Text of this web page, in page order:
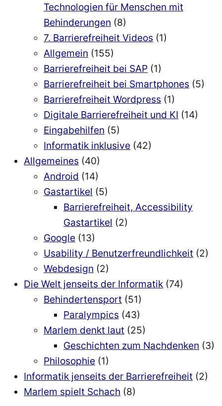
Technologien für Menschen mit
Behinderungen (8)
7. Barrierefreiheit Videos (1)
Allgemein (155)
Barrierefreiheit bei SAP (1)
Barrierefreiheit bei Smartphones (5)
Barrierefreiheit Wordpress (1)
Digitale Barrierefreiheit und KI (14)
Eingabehilfen (5)
Informatik inklusive (42)
Allgemeines (40)
Android (14)
Gastartikel (5)
Barrierefreiheit, Accessibility
Gastartikel (2)
Google (13)
Usability / Benutzerfreundlichkeit (2)
Webdesign (2)
Die Welt jenseits der Informatik (74)
Behindertensport (51)
Paralympics (43)
Marlem denkt laut (25)
Geschichten zum Nachdenken (3)
Philosophie (1)
Informatik jenseits der Barrierefreiheit (2)
Marlem spielt Schach (8)